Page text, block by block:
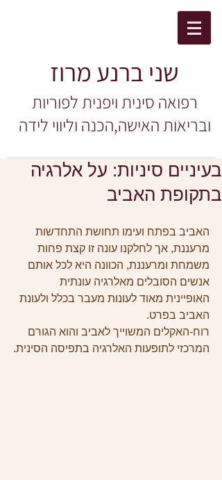
שני ברנע מרוז
רפואה סינית ויפנית לפוריות
ובריאות האישה,הכנה וליווי לידה
בעיניים סיניות: על אלרגיה
בתקופת האביב
האביב בפתח ועימו תחושת התחדשות
מרעננת, אך לחלקנו עונה זו קצת פחות
משמחת ומרעננת, הכוונה היא לכל אותם
אנשים הסובלים מאלרגיה עונתית
האופיינית מאוד לעונות מעבר בכלל ולעונת
האביב בפרט.
רוח-האקלים המשוייך לאביב והוא הגורם
המרכזי לתופעות האלרגיה בתפיסה הסינית.